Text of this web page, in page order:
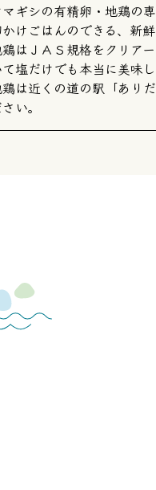
マギシの有精卵・地鶏の
けごはんのできる、新
はＪＡＳ規格をクリア
塩だけでも本当に美味し
は近くの道の駅「あり
い。